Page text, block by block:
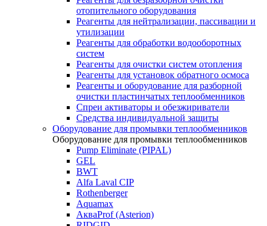
отопительного оборудования
Реагенты для нейтрализации, пассивации и
утилизации
Реагенты для обработки водооборотных
систем
Реагенты для очистки систем отопления
Реагенты для установок обратного осмоса
Реагенты и оборудование для разборной
очистки пластинчатых теплообменников
Спреи активаторы и обезжириватели
Средства индивидуальной защиты
Оборудование для промывки теплообменников
Оборудование для промывки теплообменников
Pump Eliminate (PIPAL)
GEL
BWT
Alfa Laval CIP
Rothenberger
Aquamax
АкваProf (Asterion)